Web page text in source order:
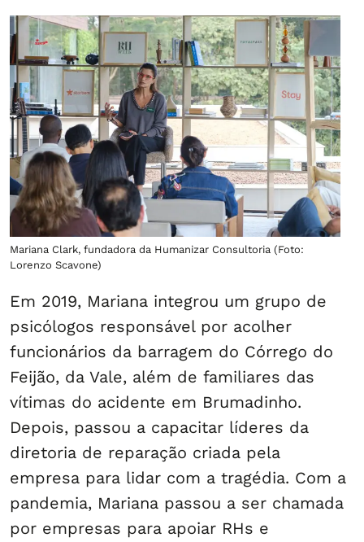
Mariana Clark, fundadora da Humanizar Consultoria (Foto:
Lorenzo Scavone)
Em 2019, Mariana integrou um grupo de
psicólogos responsável por acolher
funcionários da barragem do Córrego do
Feijão, da Vale, além de familiares das
vítimas do acidente em Brumadinho.
Depois, passou a capacitar líderes da
diretoria de reparação criada pela
empresa para lidar com a tragédia. Com a
pandemia, Mariana passou a ser chamada
por empresas para apoiar RHs e